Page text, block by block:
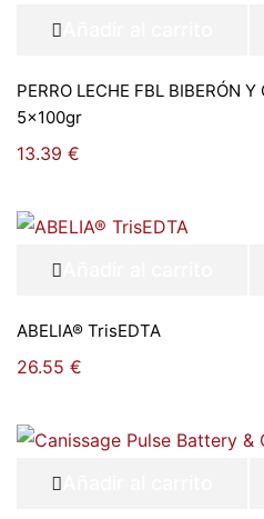
PERRO LECHE FBL BIBERÓN
5x100gr
13.39 €
ABELIA® TrisEDTA
26.55 €